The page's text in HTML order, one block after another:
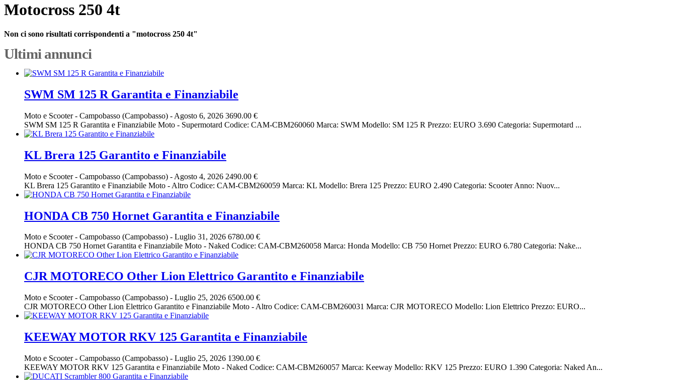
Motocross 250 4t
Non ci sono risultati corrispondenti a "motocross 250 4t"
Ultimi annunci
SWM SM 125 R Garantita e Finanziabile
Moto e Scooter- Campobasso (Campobasso) - Agosto 6, 2026 3690.00 €
SWM SM 125 R Garantita e Finanziabile Moto - Supermotard Codice: CAM-CBM260060 Marca: SWM Modello: SM 125 R Prezzo: EURO 3.690 Categoria: Supermotard ...
KL Brera 125 Garantito e Finanziabile
Moto e Scooter- Campobasso (Campobasso) - Agosto 4, 2026 2490.00 €
KL Brera 125 Garantito e Finanziabile Moto - Altro Codice: CAM-CBM260059 Marca: KL Modello: Brera 125 Prezzo: EURO 2.490 Categoria: Scooter Anno: Nuov...
HONDA CB 750 Hornet Garantita e Finanziabile
Moto e Scooter- Campobasso (Campobasso) - Luglio 31, 2026 6780.00 €
HONDA CB 750 Hornet Garantita e Finanziabile Moto - Naked Codice: CAM-CBM260058 Marca: Honda Modello: CB 750 Hornet Prezzo: EURO 6.780 Categoria: Nake...
CJR MOTORECO Other Lion Elettrico Garantito e Finanziabile
Moto e Scooter- Campobasso (Campobasso) - Luglio 25, 2026 6500.00 €
CJR MOTORECO Other Lion Elettrico Garantito e Finanziabile Moto - Altro Codice: CAM-CBM260031 Marca: CJR MOTORECO Modello: Lion Elettrico Prezzo: EURO...
KEEWAY MOTOR RKV 125 Garantita e Finanziabile
Moto e Scooter- Campobasso (Campobasso) - Luglio 25, 2026 1390.00 €
KEEWAY MOTOR RKV 125 Garantita e Finanziabile Moto - Naked Codice: CAM-CBM260057 Marca: Keeway Modello: RKV 125 Prezzo: EURO 1.390 Categoria: Naked An...